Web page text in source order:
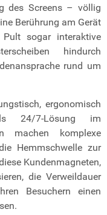
des Screens – völlig
Berührung am Gerät
sogar interaktive
hindurch
rund um
ergonomisch
24/7-Lösung im
machen komplexe
Hemmschwelle zur
Kundenmagneten,
die Verweildauer
Besuchern einen